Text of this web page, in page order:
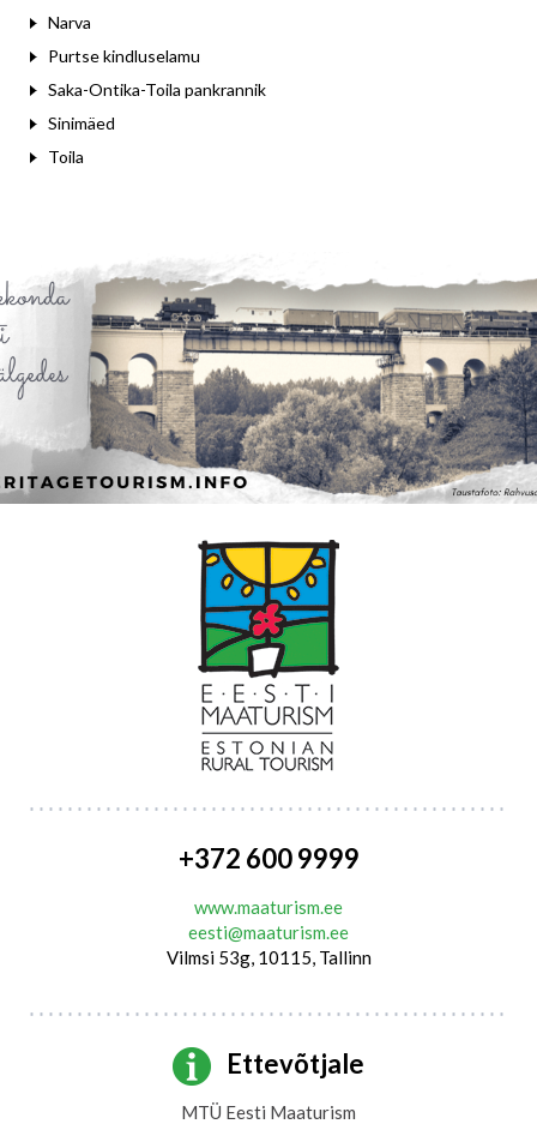
Narva
Purtse kindluselamu
Saka-Ontika-Toila pankrannik
Sinimäed
Toila
+372 600 9999
www.maaturism.ee
eesti@maaturism.ee
Vilmsi 53g, 10115, Tallinn
Ettevõtjale
MTÜ Eesti Maaturism